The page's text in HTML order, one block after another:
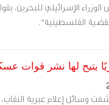
الفلسطينية".
يتيح لها نشر قوات